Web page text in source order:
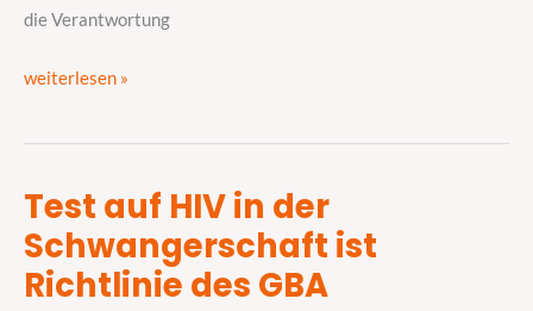
die Verantwortung
weiterlesen »
Test auf HIV in der
Schwangerschaft ist
Richtlinie des GBA
Test
auf
HIV
in